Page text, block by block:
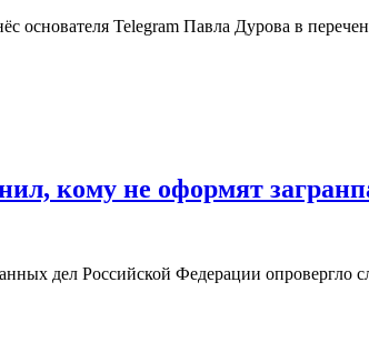
основателя Telegram Павла Дурова в
кому не оформят
дел Российской Федерации